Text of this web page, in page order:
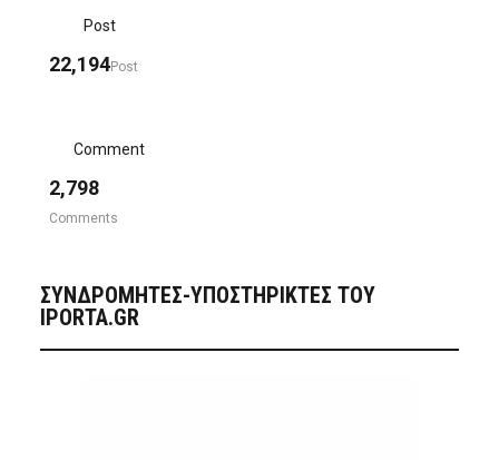
Post
22,194Post
Comment
2,798
Comments
ΣΥΝΔΡΟΜΗΤΈΣ-ΥΠΟΣΤΗΡΙΚΤΈΣ ΤΟΥ
IPORTA.GR